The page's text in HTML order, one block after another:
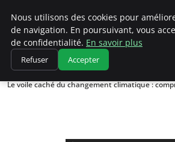
Climatedebtagents
Accueil
Éducation au changement climatique
Le voile caché du changement climatique :
Nous utilisons des cookies pour
de navigation. En poursuivant, vous
de confidentialité. En savoir plus
Refuser Accepter